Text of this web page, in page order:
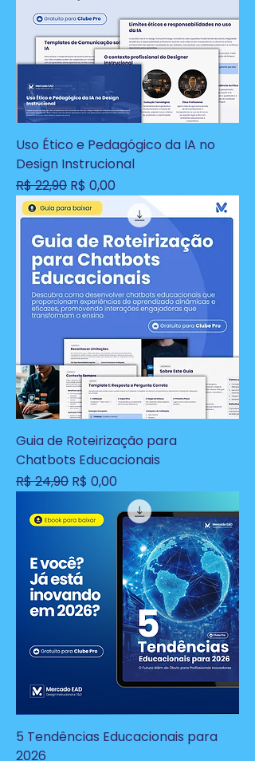
Uso Ético e Pedagógico da IA no
Design Instrucional
Preço normal
R$ 22,90 Preço promocional
R$ 0,00
Guia de Roteirização para
Chatbots Educacionais
Preço normal
R$ 24,90 Preço promocional
R$ 0,00
5 Tendências Educacionais para
2026